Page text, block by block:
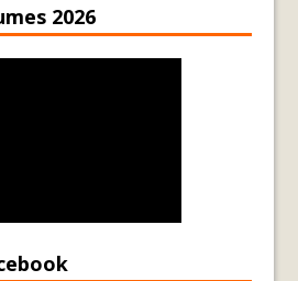
2026